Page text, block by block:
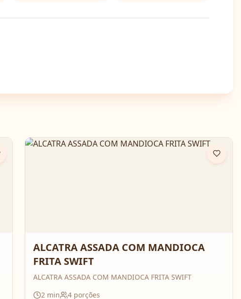
ALCATRA ASSADA COM MANDIOCA
FRITA SWIFT
ALCATRA ASSADA COM MANDIOCA FRITA SWIFT
2min 4porções